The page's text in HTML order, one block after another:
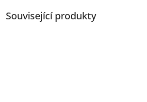
Související produkty